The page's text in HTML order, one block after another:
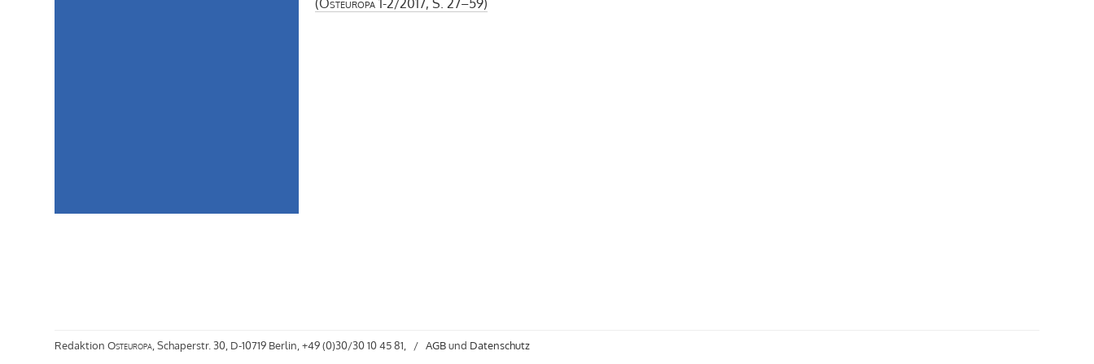
RedaktionOsteuropa , Schaperstr. 30, D-10719 Berlin, +49 (0)30/30 10 45 81, /AGBund Datenschutz